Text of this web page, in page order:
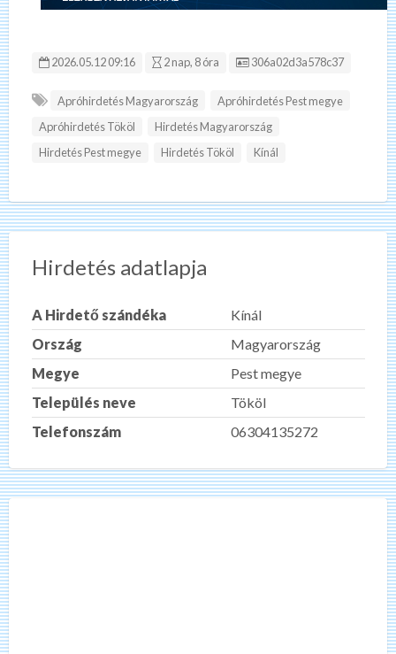
2026.05.12 09:16 2 nap, 8 óra Hirdetés ID:
306a02d3a578c37
Apróhirdetés Magyarország
Apróhirdetés Pest megye
Apróhirdetés Tököl
Hirdetés Magyarország
Hirdetés Pest megye
Hirdetés Tököl Kínál
Hirdetés adatlapja
A Hirdető szándéka
Kínál
Ország
Magyarország
Megye
Pest megye
Település neve
Tököl
Telefonszám
06304135272